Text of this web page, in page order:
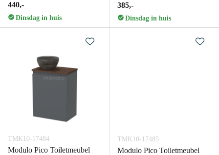
440,-
Dinsdag in huis
385,-
Dinsdag in huis
TMK10-17484
Modulo Pico Toiletmeubel
TMK10-17485
Modulo Pico Toiletmeubel